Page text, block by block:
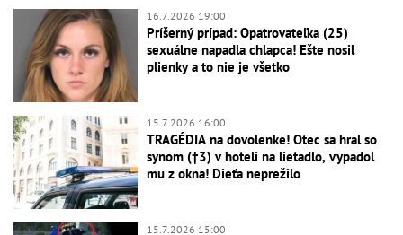
16.7.2026 19:00
Príšerný prípad: Opatrovateľka (25)
sexuálne napadla chlapca! Ešte nosil
plienky a to nie je všetko
15.7.2026 16:00
TRAGÉDIA na dovolenke! Otec sa hral so
synom (†3) v hoteli na lietadlo, vypadol
mu z okna! Dieťa neprežilo
15.7.2026 15:00